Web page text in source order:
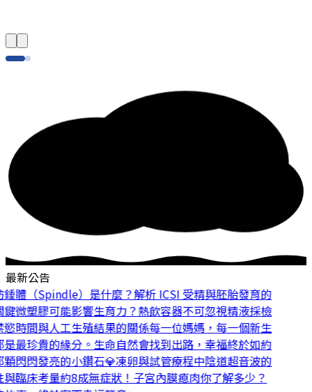
最新公告
體（Spindle）是什麼？解析 ICSI 受精與胚胎發育的
微塑膠可能影響生育力？熱飲容器不可忽視精液採檢
時間與人工生殖結果的關係每一位媽媽，每一個新生
最珍貴的緣分。 生命自然會找到出路，幸福終於如約
閃閃發亮的小鑽石💎凍卵與試管療程中陰道超音波的
臨床考量約8成無症狀！子宮內膜瘜肉你了解多少？